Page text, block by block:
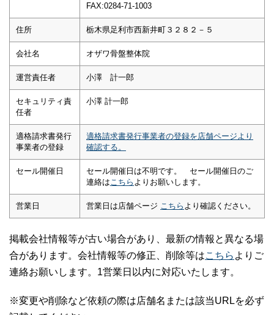
FAX:0284-71-1003
住所 栃木県足利市西新井町３２８２－５
会社名 オザワ骨盤整体院
運営責任者 小澤 計一郎
セキュリティ責
任者
小澤 計一郎
適格請求書発行
事業者の登録
適格請求書発行事業者の登録を店舗ページより
確認する。
セール開催日
セール開催日は不明です。 セール開催日のご
連絡は こちら よりお願いします。
営業日 営業日は店舗ページ こちら より確認ください。
掲載会社情報等が古い場合があり、最新の情報と異なる場
合があります。会社情報等の修正、削除等はこちら よりご
連絡お願いします。1営業日以内に対応いたします。
※変更や削除など依頼の際は店舗名または該当URLを必ず